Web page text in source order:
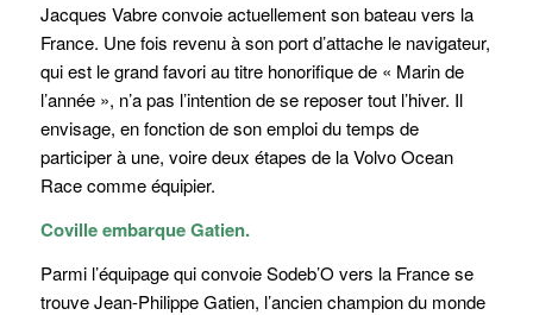
Jacques Vabre convoie actuellement son bateau vers la
France. Une fois revenu à son port d’attache le navigateur,
qui est le grand favori au titre honorifique de « Marin de
l’année », n’a pas l’intention de se reposer tout l’hiver. Il
envisage, en fonction de son emploi du temps de
participer à une, voire deux étapes de la Volvo Ocean
Race comme équipier.
Coville embarque Gatien.
Parmi l’équipage qui convoie Sodeb’O vers la France se
trouve Jean-Philippe Gatien, l’ancien champion du monde